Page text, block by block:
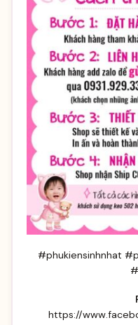
#phukiensinhnhat
https://